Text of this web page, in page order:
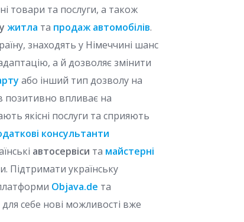
товари та послуги, а також
житла та продаж автомобілів.
знаходять у Німеччині шанс
а й дозволяє змінити
або інший тип дозволу на
позитивно впливає на
якісні послуги та сприяють
консультанти
автосервіси та майстерні
Підтримати українську
Objava.de та
себе нові можливості вже